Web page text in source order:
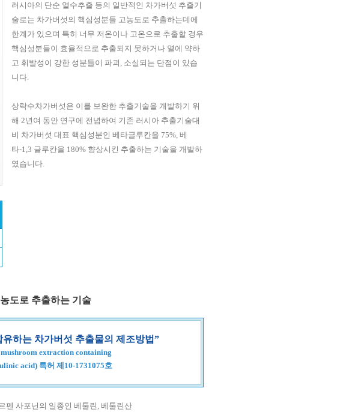
러시아의 단순 열수추출 등의 일반적인 차가버섯 추출기
술로는 차가버섯의 핵심성분들 고농도로 추출하는데에
한계가 있으며 특히 너무 저온이나 고온으로 추출할 경우
핵심성분들이 효율적으로 추출되지 못하거나 열에 약하
고 휘발성이 강한 성분들이 파괴, 소실되는 단점이 있습
니다.
상락수차가버섯은 이를 보완한 추출기술을 개발하기 위
해 2년여 동안 연구에 전념하여 기존 러시아 추출기술대
비 차가버섯 대표 핵심성분인 베타글루칸을 75%, 베
타-1,3 글루칸을 180% 향상시킨 추출하는 기술을 개발하
였습니다.
도로 추출하는 기술
하는 차가버섯 추출물의 제조방법”
extraction containing
acid) 특허 제10-1731075호
펜 사포닌의 일종인 베툴린, 베툴린산